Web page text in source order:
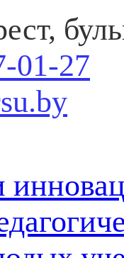
01-27